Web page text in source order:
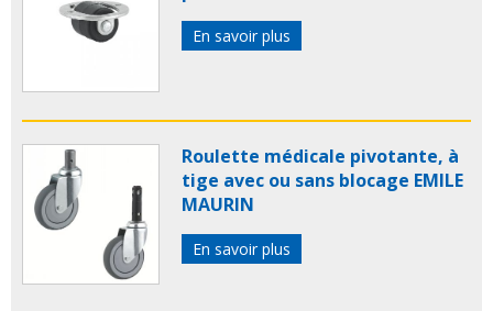
En savoir plus
Roulette médicale pivotante, à
tige avec ou sans blocage EMILE
MAURIN
En savoir plus